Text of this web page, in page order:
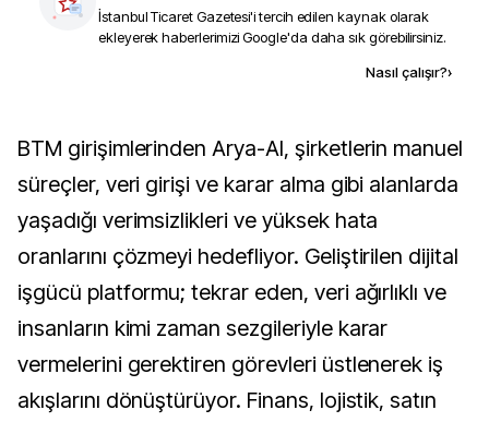
İstanbul Ticaret Gazetesi'i tercih edilen kaynak olarak
ekleyerek haberlerimizi Google'da daha sık görebilirsiniz.
Nasıl çalışır?›
BTM girişimlerinden Arya-AI, şirketlerin manuel
süreçler, veri girişi ve karar alma gibi alanlarda
yaşadığı verimsizlikleri ve yüksek hata
oranlarını çözmeyi hedefliyor. Geliştirilen dijital
işgücü platformu; tekrar eden, veri ağırlıklı ve
insanların kimi zaman sezgileriyle karar
vermelerini gerektiren görevleri üstlenerek iş
akışlarını dönüştürüyor. Finans, lojistik, satın